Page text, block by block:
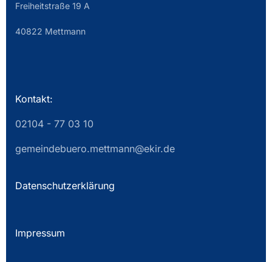
Freiheitstraße 19 A
40822 Mettmann
Kontakt:
02104 - 77 03 10
gemeindebuero.mettmann@ekir.de
Datenschutzerklärung
Impressum